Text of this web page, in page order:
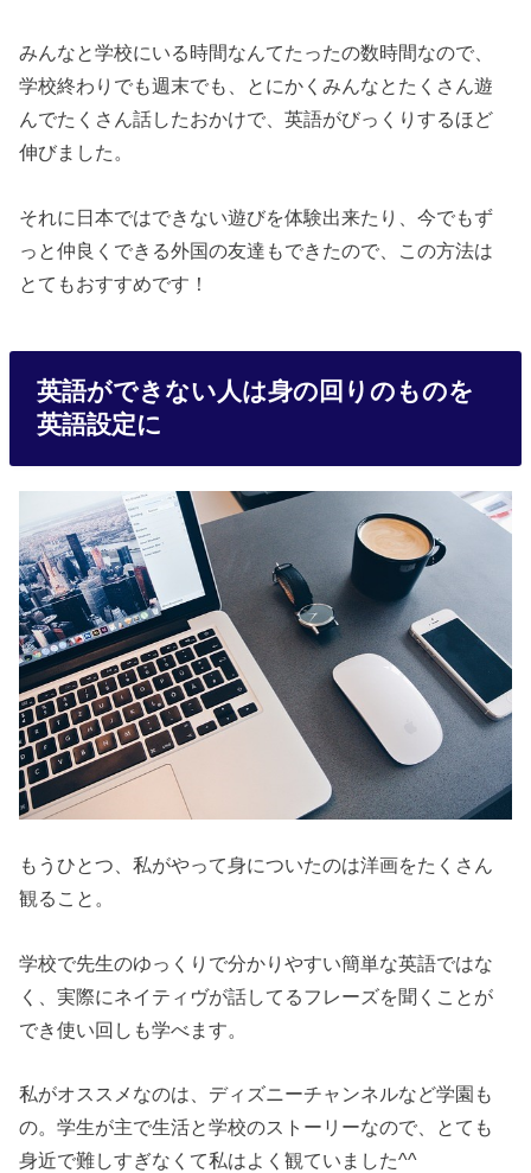
みんなと学校にいる時間なんてたったの数時間なので、
学校終わりでも週末でも、とにかくみんなとたくさん遊
んでたくさん話したおかけで、英語がびっくりするほど
伸びました。
それに日本ではできない遊びを体験出来たり、今でもず
っと仲良くできる外国の友達もできたので、この方法は
とてもおすすめです！
英語ができない人は身の回りのものを
英語設定に
もうひとつ、私がやって身についたのは洋画をたくさん
観ること。
学校で先生のゆっくりで分かりやすい簡単な英語ではな
く、実際にネイティヴが話してるフレーズを聞くことが
でき使い回しも学べます。
私がオススメなのは、ディズニーチャンネルなど学園も
の。学生が主で生活と学校のストーリーなので、とても
身近で難しすぎなくて私はよく観ていました^^